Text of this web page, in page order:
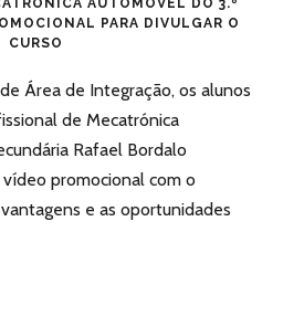
AUTOMÓVEL DO 3.º
PARA DIVULGAR O
CURSO
Área de Integração, os alunos
de Mecatrónica
Rafael Bordalo
promocional com o
e as oportunidades